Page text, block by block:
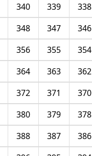
338
339
340
346
347
348
354
355
356
362
363
364
370
371
372
378
379
380
386
387
388